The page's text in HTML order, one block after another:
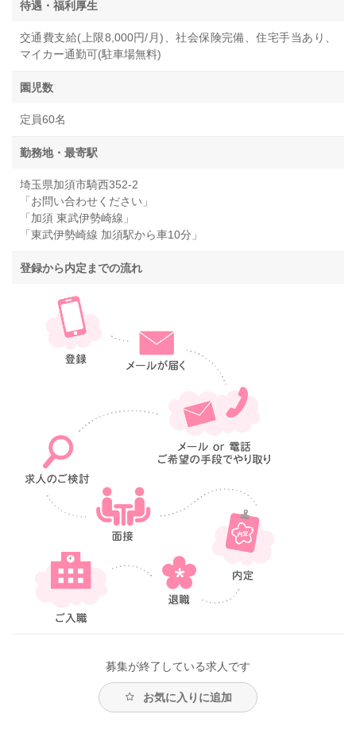
待遇・福利厚生
交通費支給(上限8,000円/月)、社会保険完備、住宅手当あり、
マイカー通勤可(駐車場無料)
園児数
定員60名
勤務地・最寄駅
埼玉県加須市騎西352-2
「お問い合わせください」
「加須 東武伊勢崎線」
「東武伊勢崎線 加須駅から車10分」
登録から内定までの流れ
募集が終了している求人です
お気に入りに追加